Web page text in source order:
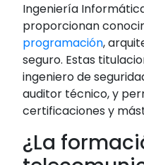
Ingeniería
proporcionan
programación,
seguro. Estas
ingeniero de
auditor técnico, y
certificaciones y
¿La